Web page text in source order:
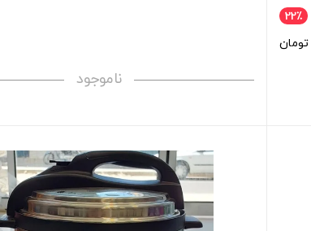
22٪
تومان
ناموجود